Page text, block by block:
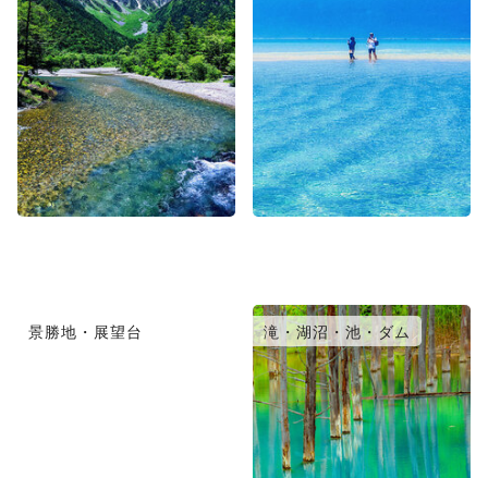
景勝地・展望台 滝・湖沼・池・ダム